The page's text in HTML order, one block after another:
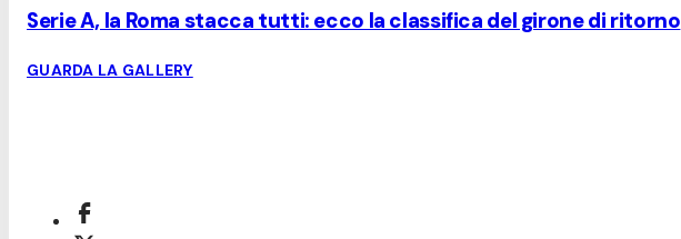
Serie A, la Roma stacca tutti: ecco la classifica del girone di ritorno
GUARDA LA GALLERY